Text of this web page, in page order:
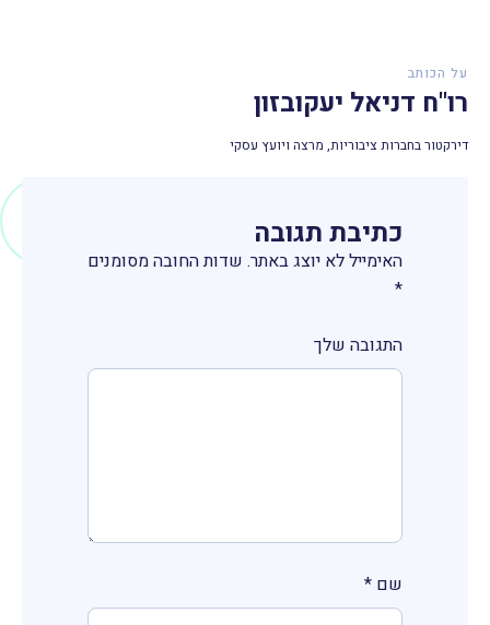
על הכותב
רו"ח דניאל יעקובזון
דירקטור בחברות ציבוריות, מרצה ויועץ עסקי
כתיבת תגובה
האימייל לא יוצג באתר. שדות החובה מסומנים
*
התגובה שלך
שם *